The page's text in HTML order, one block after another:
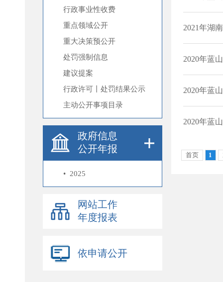
息
行政事业性收费
重点领域公开
重大决策预公开
处罚强制信息
建议提案
行政许可丨处罚结果公示
主动公开事项目录
政府信息
公开年报
• 2025
网站工作
年度报表
依申请公开